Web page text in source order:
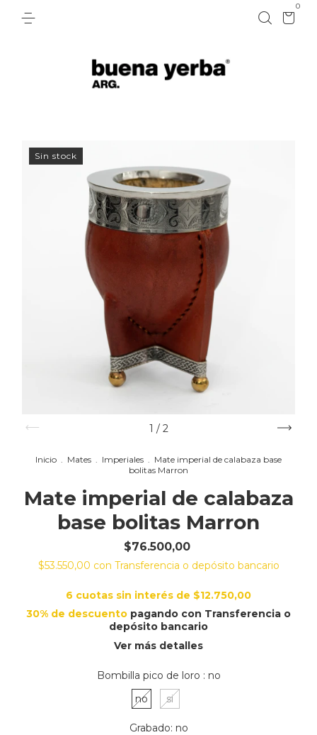
0
Sin stock
1 / 2
Inicio . Mates . Imperiales . Mate imperial de calabaza base
bolitas Marron
Mate imperial de calabaza
base bolitas Marron
$76.500,00
$53.550,00 con Transferencia o depósito bancario
6 cuotas sin interés de $12.750,00
30% de descuento pagando con Transferencia o
depósito bancario
Ver más detalles
Bombilla pico de loro : no
no
si
Grabado: no